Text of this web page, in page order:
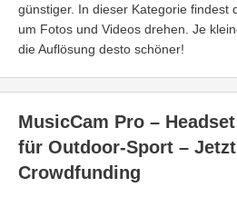
günstiger. In dieser Kategorie findest
um Fotos und Videos drehen. Je
die Auflösung desto schöner!
MusicCam Pro –
für Outdoor-Sport –
Crowdfunding